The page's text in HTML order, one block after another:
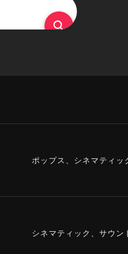
ポップス、シネマティッ